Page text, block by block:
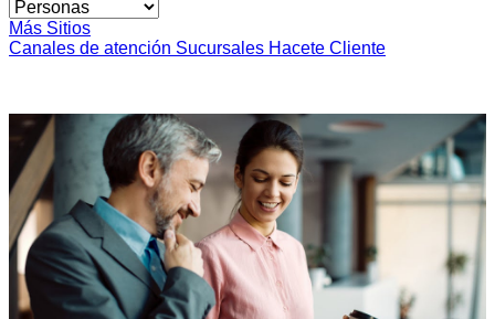
Más Sitios
Canales de atención Sucursales Hacete Cliente